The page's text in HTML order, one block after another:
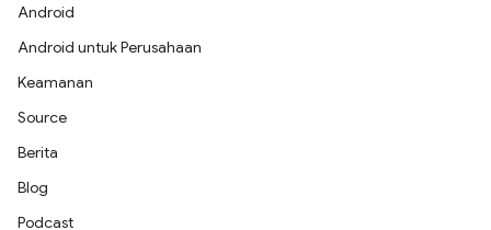
Android
Android untuk Perusahaan
Keamanan
Source
Berita
Blog
Podcast